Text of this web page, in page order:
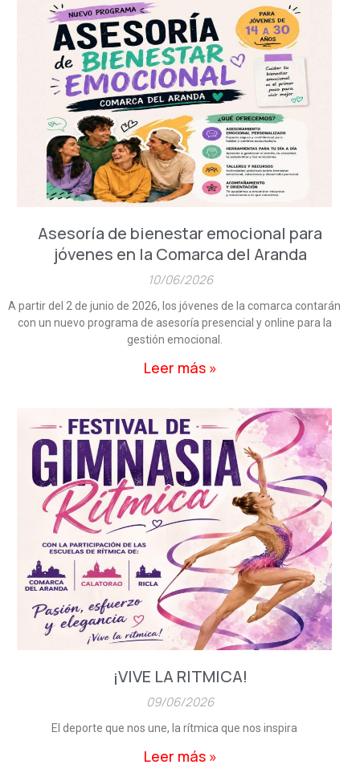
Asesoría de bienestar emocional para
jóvenes en la Comarca del Aranda
10/06/2026
A partir del 2 de junio de 2026, los jóvenes de la comarca contarán
con un nuevo programa de asesoría presencial y online para la
gestión emocional.
Leer más »
¡VIVE LA RITMICA!
09/06/2026
El deporte que nos une, la rítmica que nos inspira
Leer más »